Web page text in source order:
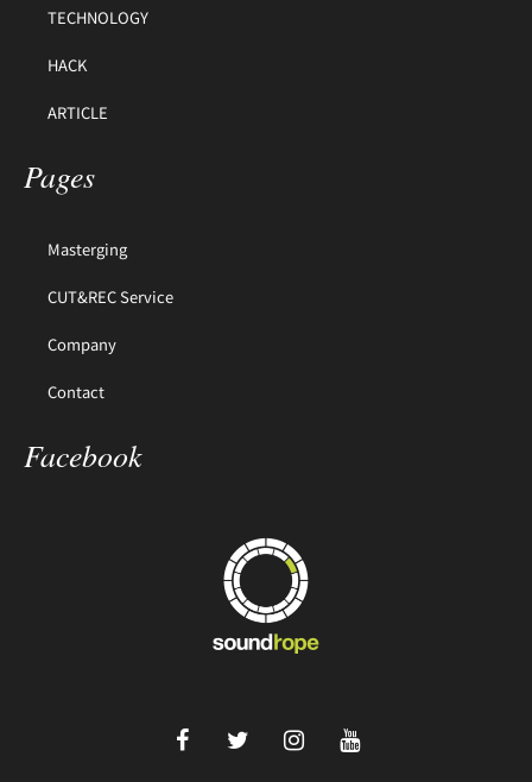
TECHNOLOGY
HACK
ARTICLE
Pages
Masterging
CUT&REC Service
Company
Contact
Facebook